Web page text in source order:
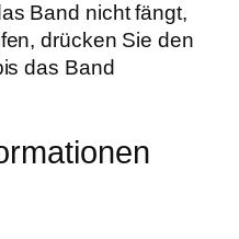
Band nicht fängt,
drücken Sie den
das Band